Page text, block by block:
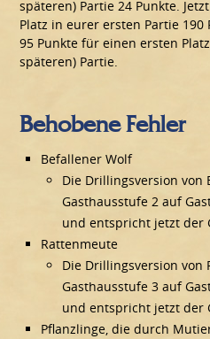
späteren) Partie 24 Punkte.
Platz in eurer ersten Partie
95 Punkte für einen ersten
späteren) Partie.
Behobene Fehler
Befallener Wolf
Die Drillingsversion von
Gasthausstufe 2 auf
und entspricht jetzt der
Rattenmeute
Die Drillingsversion von
Gasthausstufe 3 auf
und entspricht jetzt der
Pflanzlinge, die durch